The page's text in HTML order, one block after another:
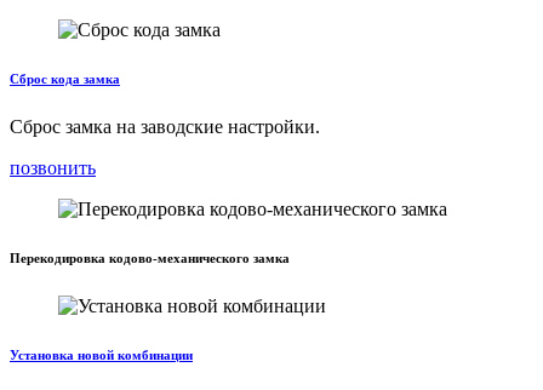
Сброс кода замка
Сброс замка на заводские настройки.
позвонить
Перекодировка кодово-механического замка
Установка новой комбинации